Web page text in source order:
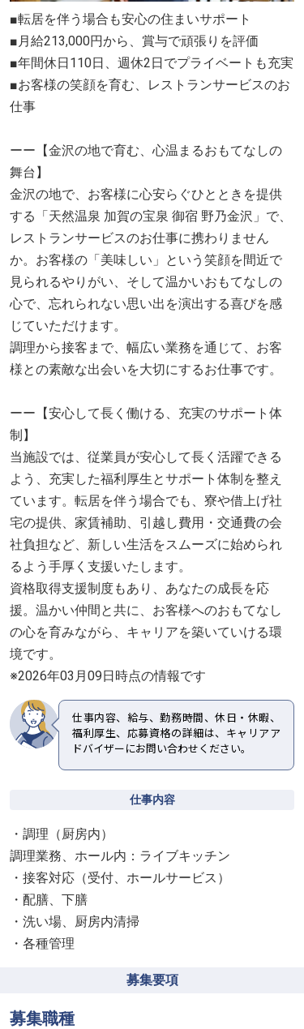
■転居を伴う場合も安心の住まいサポート
■月給213,000円から、賞与で頑張りを評価
■年間休日110日、週休2日でプライベートも充実
■お客様の笑顔を育む、レストランサービスのお
仕事
ーー【金沢の地で育む、心温まるおもてなしの
舞台】
金沢の地で、お客様に心安らぐひとときを提供
する「天然温泉 加賀の宝泉 御宿 野乃金沢」で、
レストランサービスのお仕事に携わりません
か。お客様の「美味しい」という笑顔を間近で
見られるやりがい、そして温かいおもてなしの
心で、忘れられない思い出を演出する喜びを感
じていただけます。
調理から接客まで、幅広い業務を通じて、お客
様との素敵な出会いを大切にするお仕事です。
ーー【安心して長く働ける、充実のサポート体
制】
当施設では、従業員が安心して長く活躍できる
よう、充実した福利厚生とサポート体制を整え
ています。転居を伴う場合でも、寮や借上げ社
宅の提供、家賃補助、引越し費用・交通費の会
社負担など、新しい生活をスムーズに始められ
るよう手厚く支援いたします。
資格取得支援制度もあり、あなたの成長を応
援。温かい仲間と共に、お客様へのおもてなし
の心を育みながら、キャリアを築いていける環
境です。
※2026年03月09日時点の情報です
仕事内容、給与、勤務時間、休日・休暇、
福利厚生、応募資格の詳細は、キャリアア
ドバイザーにお問い合わせください。
仕事内容
・調理（厨房内）
調理業務、ホール内：ライブキッチン
・接客対応（受付、ホールサービス）
・配膳、下膳
・洗い場、厨房内清掃
・各種管理
募集要項
募集職種